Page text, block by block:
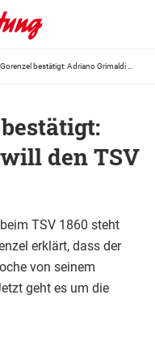
den TSV
TSV 1860 steht
erklärt, dass der
von seinem
geht es um die